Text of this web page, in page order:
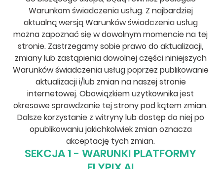
Warunkom świadczenia usług. Z najbardziej
aktualną wersją Warunków świadczenia usług
można zapoznać się w dowolnym momencie na tej
stronie. Zastrzegamy sobie prawo do aktualizacji,
zmiany lub zastąpienia dowolnej części niniejszych
Warunków świadczenia usług poprzez publikowanie
aktualizacji i/lub zmian na naszej stronie
internetowej. Obowiązkiem użytkownika jest
okresowe sprawdzanie tej strony pod kątem zmian.
Dalsze korzystanie z witryny lub dostęp do niej po
opublikowaniu jakichkolwiek zmian oznacza
akceptację tych zmian.
SEKCJA 1 - WARUNKI PLATFORMY